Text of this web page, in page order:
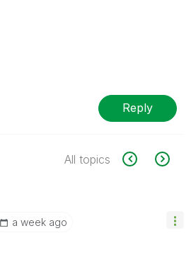
Reply
All topics
a week ago